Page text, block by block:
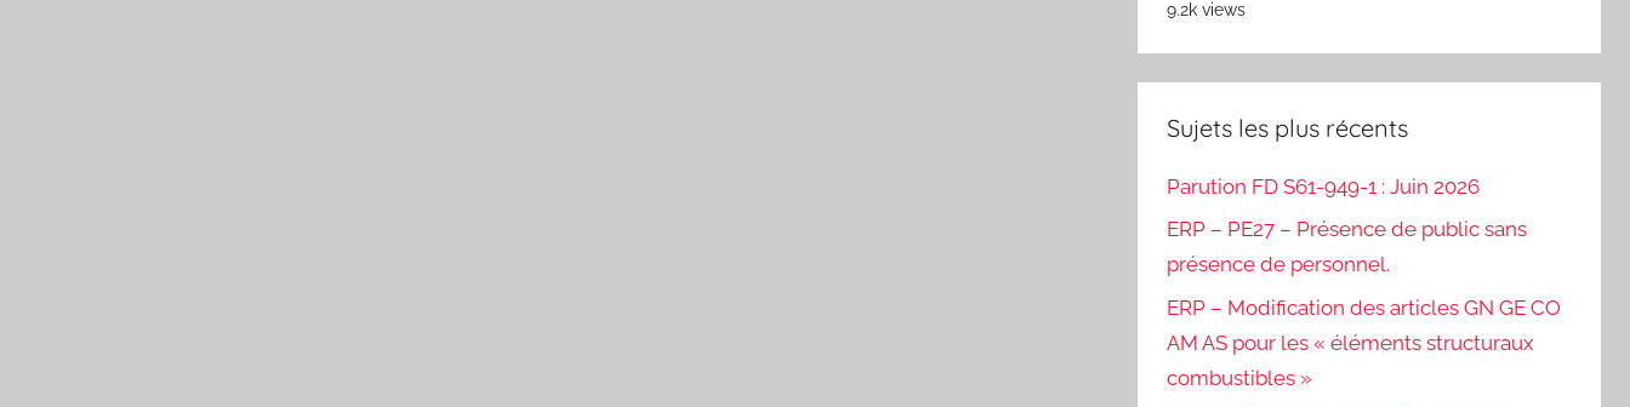
9.2k views
Sujets les plus récents
Parution FD S61-949-1 : Juin 2026
ERP – PE27 – Présence de public sans
présence de personnel.
ERP – Modification des articles GN GE CO
AM AS pour les « éléments structuraux
combustibles »